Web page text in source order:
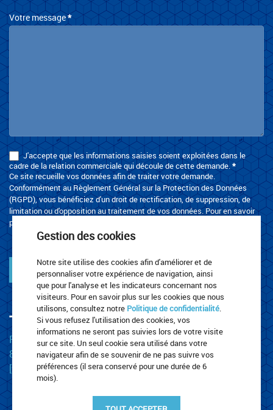
Votre message*
J'accepte que les informations saisies soient exploitées dans le
cadre de la relation commerciale qui découle de cette demande.*
Ce site recueille vos données afin de traiter votre demande.
Conformément au Règlement Général sur la Protection des Données
(RGPD), vous bénéficiez d'un droit de rectification, de suppression, de
limitation ou d'opposition au traitement de vos données. Pour en savoir
plus, merci de consulter la page
Envoyer
TRANSPORTS LEROUX
Rue Za De La Plaine
87220 Boisseuil
[t] 05 55 30 67 23
Gestion des cookies
Notre site utilise des cookies afin d'améliorer et de
personnaliser votre expérience de navigation, ainsi
que pour l'analyse et les indicateurs concernant nos
visiteurs. Pour en savoir plus sur les cookies que nous
utilisons, consultez notre Politique de confidentialité.
Si vous refusez l'utilisation des cookies, vos
informations ne seront pas suivies lors de votre visite
sur ce site. Un seul cookie sera utilisé dans votre
navigateur afin de se souvenir de ne pas suivre vos
préférences (il sera conservé pour une durée de 6
mois).